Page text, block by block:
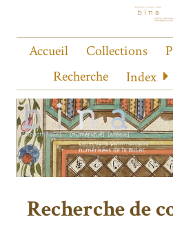
Accueil Collections
Recherche
Index
Recherche de